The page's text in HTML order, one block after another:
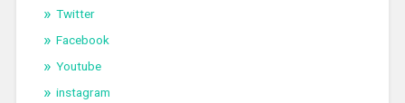
Twitter
Facebook
Youtube
instagram